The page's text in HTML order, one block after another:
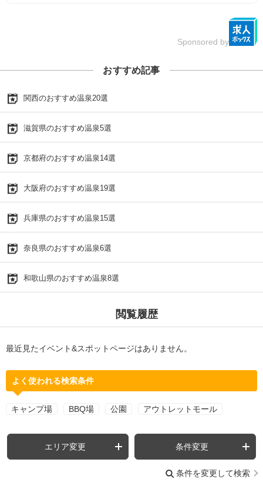
Sponsored by
おすすめ記事
関西のおすすめ温泉20選
滋賀県のおすすめ温泉5選
京都府のおすすめ温泉14選
大阪府のおすすめ温泉19選
兵庫県のおすすめ温泉15選
奈良県のおすすめ温泉6選
和歌山県のおすすめ温泉8選
閲覧履歴
最近見たイベント&スポットページはありません。
よく使われる検索条件
キャンプ場 BBQ場 公園 アウトレットモール
エリア変更 条件変更
条件を変更して検索